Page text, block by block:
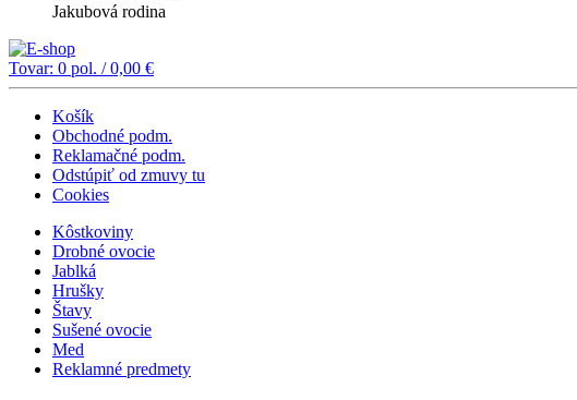
Jakubová rodina
Tovar: 0 pol. /0,00 €
Košík
Obchodné podm.
Reklamačné podm.
Odstúpiť od zmuvy tu
Cookies
Kôstkoviny
Drobné ovocie
Jablká
Hrušky
Štavy
Sušené ovocie
Med
Reklamné predmety